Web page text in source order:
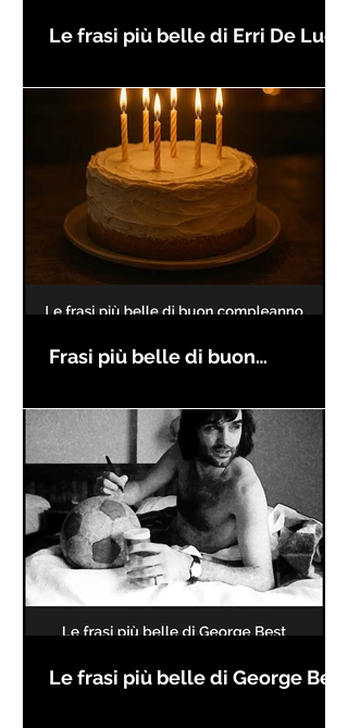
Le frasi più belle di Erri De Luca
Frasi più belle di buon
Le frasi più belle di George Best